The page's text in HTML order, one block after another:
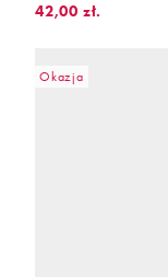
42,00 zł.
Okazja